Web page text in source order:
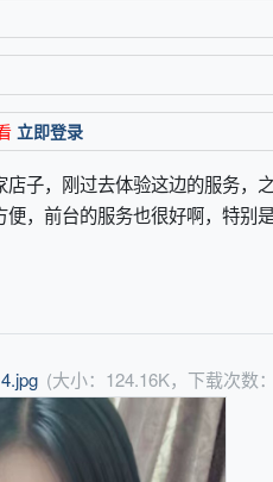
立即登录
子，刚过去体验这边的服务
，前台的服务也很好啊，特别
(大小：124.16K，下载次数